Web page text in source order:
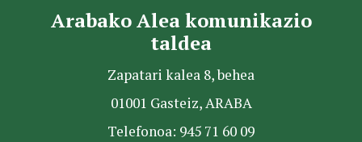
Arabako Alea komunikazio
taldea
Zapatari kalea 8, behea
01001 Gasteiz, ARABA
Telefonoa: 945 71 60 09